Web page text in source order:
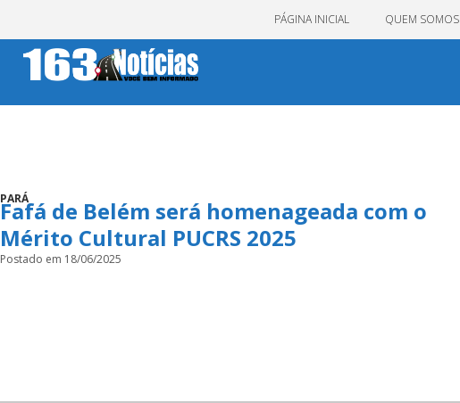
PÁGINA INICIAL QUEM SOMOS
PARÁ
Fafá de Belém será homenageada com o
Mérito Cultural PUCRS 2025
Postado em 18/06/2025